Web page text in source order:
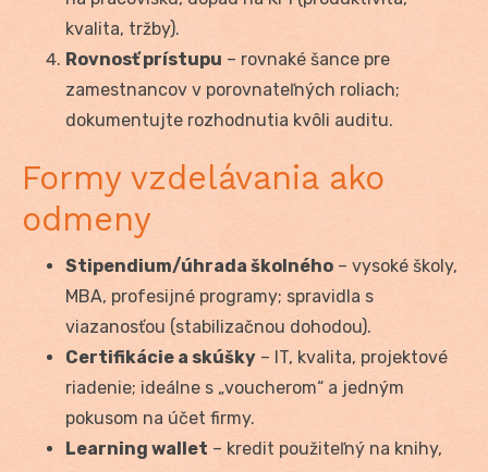
kvalita, tržby).
Rovnosť prístupu – rovnaké šance pre
zamestnancov v porovnateľných roliach;
dokumentujte rozhodnutia kvôli auditu.
Formy vzdelávania ako
odmeny
Stipendium/úhrada školného – vysoké školy,
MBA, profesijné programy; spravidla s
viazanosťou (stabilizačnou dohodou).
Certifikácie a skúšky – IT, kvalita, projektové
riadenie; ideálne s „voucherom“ a jedným
pokusom na účet firmy.
Learning wallet – kredit použiteľný na knihy,